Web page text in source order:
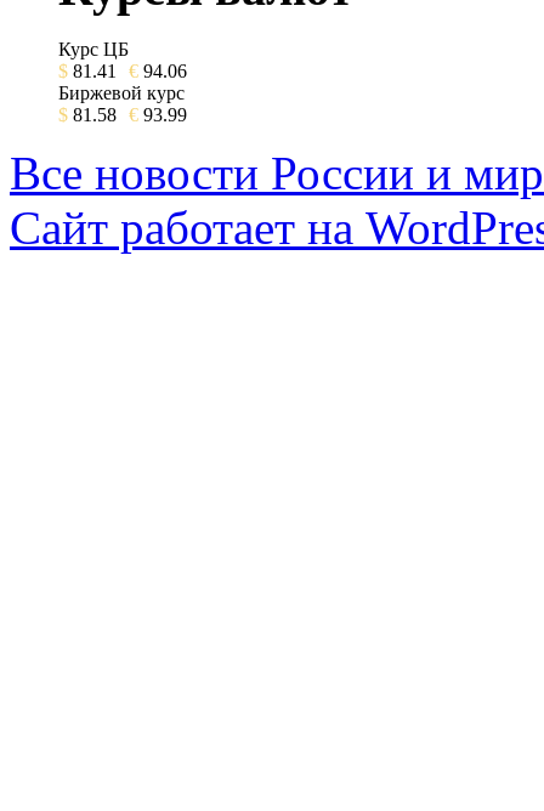
Курс ЦБ
$ 81.41 € 94.06
Биржевой курс
$ 81.58 € 93.99
Все новости России и
Сайт работает на